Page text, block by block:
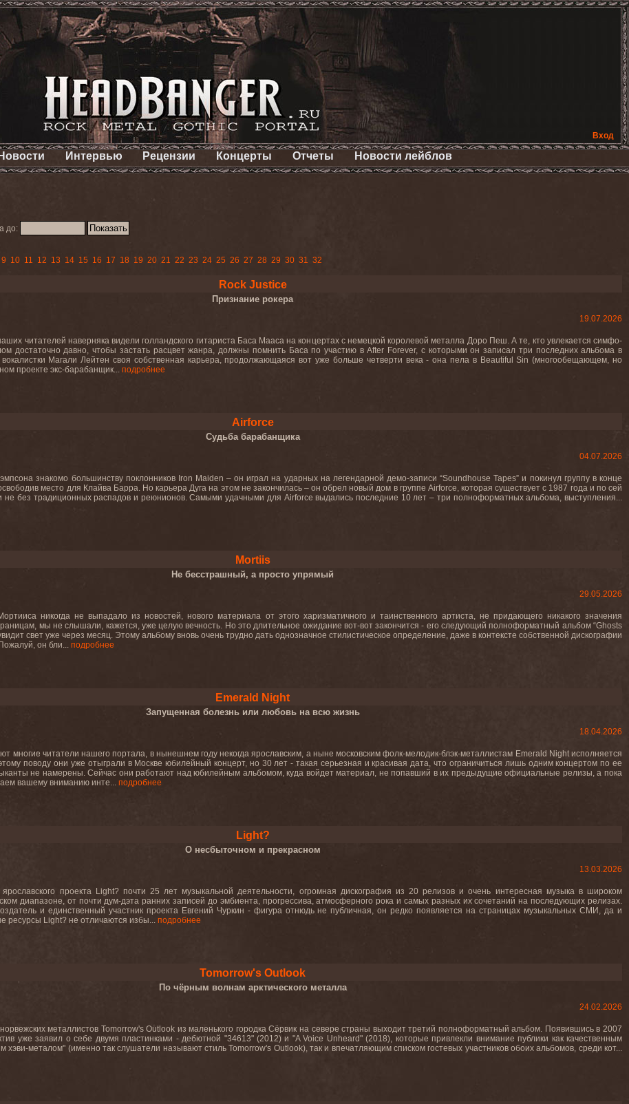
Вход
Новости Интервью Рецензии Концерты Отчеты Новости лейблов
до:
9 10 11 12 13 14 15 16 17 18 19 20 21 22 23 24 25 26 27 28 29 30 31 32
Rock Justice
Признание рокера
19.07.2026
читателей наверняка видели голландского гитариста Баса Мааса на концертах c немецкой королевой металла Доро Пеш. А те, кто увлекается симфо-
достаточно давно, чтобы застать расцвет жанра, должны помнить Баса по участию в After Forever, с которыми он записал три последних альбома в
Магали Лейтен своя собственная карьера, продолжающаяся вот уже больше четверти века - она пела в Beautiful Sin (многообещающем, но
проекте экс-барабанщик... подробнее
Airforce
Судьба барабанщика
04.07.2026
знакомо большинству поклонников Iron Maiden – он играл на ударных на легендарной демо-записи “Soundhouse Tapes” и покинул группу в конце
место для Клайва Барра. Но карьера Дуга на этом не закончилась – он обрел новый дом в группе Airforce, которая существует с 1987 года и по сей
не без традиционных распадов и реюнионов. Самыми удачными для Airforce выдались последние 10 лет – три полноформатных альбома, выступления...
Mortiis
Не бесстрашный, а просто упрямый
29.05.2026
никогда не выпадало из новостей, нового материала от этого харизматичного и таинственного артиста, не придающего никакого значения
мы не слышали, кажется, уже целую вечность. Но это длительное ожидание вот-вот закончится - его следующий полноформатный альбом “Ghosts
свет уже через месяц. Этому альбому вновь очень трудно дать однозначное стилистическое определение, даже в контексте собственной дискографии
он бли... подробнее
Emerald Night
Запущенная болезнь или любовь на всю жизнь
18.04.2026
многие читатели нашего портала, в нынешнем году некогда ярославским, а ныне московским фолк-мелодик-блэк-металлистам Emerald Night исполняется
поводу они уже отыграли в Москве юбилейный концерт, но 30 лет - такая серьезная и красивая дата, что ограничиться лишь одним концертом по ее
не намерены. Сейчас они работают над юбилейным альбомом, куда войдет материал, не попавший в их предыдущие официальные релизы, а пока
вашему вниманию инте... подробнее
Light?
О несбыточном и прекрасном
13.03.2026
ярославского проекта Light? почти 25 лет музыкальной деятельности, огромная дискография из 20 релизов и очень интересная музыка в широком
диапазоне, от почти дум-дэта ранних записей до эмбиента, прогрессива, атмосферного рока и самых разных их сочетаний на последующих релизах.
и единственный участник проекта Евгений Чуркин - фигура отнюдь не публичная, он редко появляется на страницах музыкальных СМИ, да и
ресурсы Light? не отличаются избы... подробнее
Tomorrow's Outlook
По чёрным волнам арктического металла
24.02.2026
металлистов Tomorrow's Outlook из маленького городка Сёрвик на севере страны выходит третий полноформатный альбом. Появившись в 2007
уже заявил о себе двумя пластинками - дебютной "34613" (2012) и "A Voice Unheard" (2018), которые привлекли внимание публики как качественным
хэви-металом" (именно так слушатели называют стиль Tomorrow's Outlook), так и впечатляющим списком гостевых участников обоих альбомов, среди кот...